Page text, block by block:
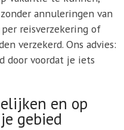
annuleringen van
reisverzekering of
verzekerd. Ons advies:
door voordat je iets
en op
gebied